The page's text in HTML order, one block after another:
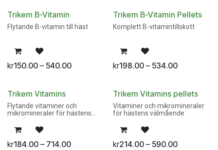
Trikem B-Vitamin
Flytande B-vitamin till häst
kr150.00 – 540.00
Trikem B-Vitamin Pellets
Komplett B-vitamintillskott
kr198.00 – 534.00
Trikem Vitamins
Flytande vitaminer och
mikromineraler för hästens
kr184.00 – 714.00
Trikem Vitamins pellets
Vitaminer och mikromineraler
för hästens välmående
kr214.00 – 590.00